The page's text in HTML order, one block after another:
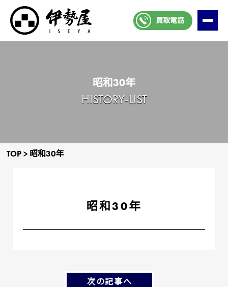
買取電話
TOP > 昭和30年
昭和30年
HISTORY-LIST
昭和30年
次の記事へ